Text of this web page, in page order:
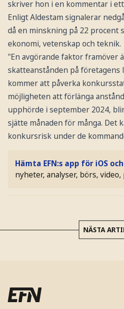
skriver hon i en kommentar i
Enligt Aldestam signalerar
då en minskning på 22 procent
ekonomi, vetenskap och teknik.
"En avgörande faktor framöver
skatteanstånden på
kommer att påverka
möjligheten att förlänga
upphörde i september 2024,
sjätte månaden för många. Det
konkursrisk under de
Hämta EFN:s app för iOS
nyheter, analyser, börs, video,
NÄSTA